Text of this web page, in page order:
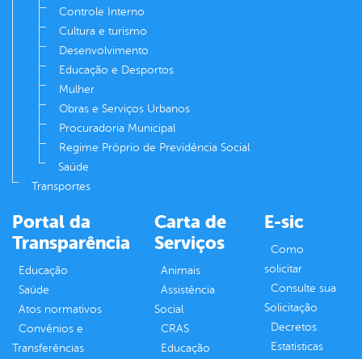
Controle Interno
Cultura e turismo
Desenvolvimento
Educação e Desportos
Mulher
Obras e Serviços Urbanos
Procuradoria Municipal
Regime Próprio de Previdência Social
Saúde
Transportes
Portal da
Transparência
Educação
Saúde
Atos normativos
Convênios e
Transferências
Carta de
Serviços
Animais
Assistência
Social
CRAS
Educação
E-sic
Como
solicitar
Consulte sua
Solicitação
Decretos
Estatísticas